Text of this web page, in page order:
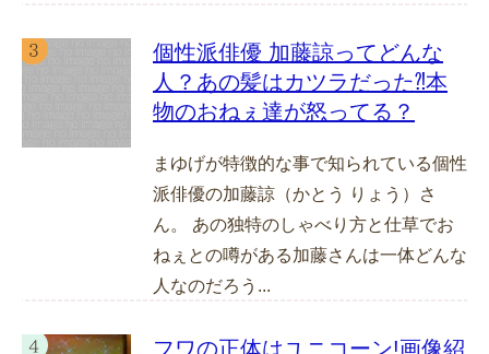
個性派俳優 加藤諒ってどんな
人？あの髪はカツラだった⁈本
物のおねぇ達が怒ってる？
まゆげが特徴的な事で知られている個性
派俳優の加藤諒（かとう りょう）さ
ん。 あの独特のしゃべり方と仕草でお
ねぇとの噂がある加藤さんは一体どんな
人なのだろう...
フワの正体はユニコーン!画像紹